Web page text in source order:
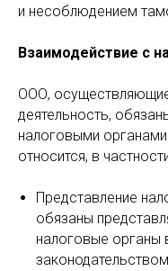
и несоблюдением
Взаимодействие с
ООО,
деятельность,
налоговыми
относится, в
Представление
обязаны
налоговые органы